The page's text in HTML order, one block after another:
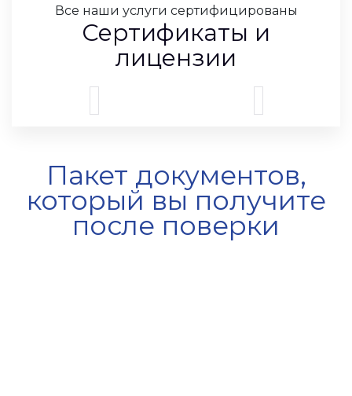
Все наши услуги сертифицированы
Сертификаты и
лицензии
Пакет документов,
который вы получите
после поверки